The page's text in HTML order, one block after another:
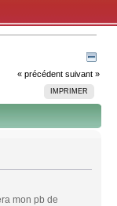
« précédent suivant »
IMPRIMER
mon pb de